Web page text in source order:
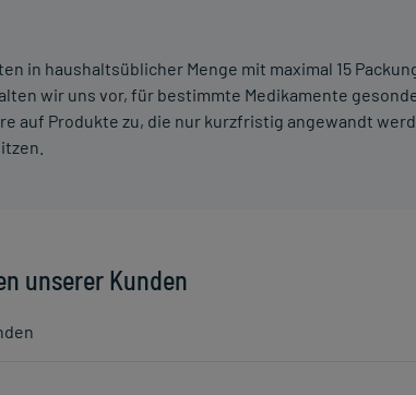
in haushaltsüblicher Menge mit maximal 15
wir uns vor, für bestimmte Medikamente
auf Produkte zu, die nur kurzfristig angewandt
unserer Kunden